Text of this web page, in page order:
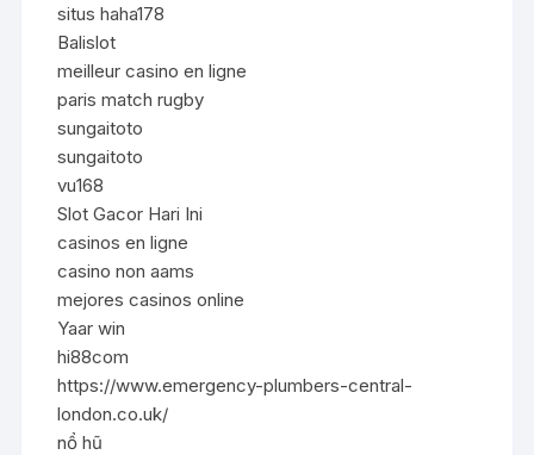
situs haha178
Balislot
meilleur casino en ligne
paris match rugby
sungaitoto
sungaitoto
vu168
Slot Gacor Hari Ini
casinos en ligne
casino non aams
mejores casinos online
Yaar win
hi88com
https://www.emergency-plumbers-central-
london.co.uk/
nổ hũ